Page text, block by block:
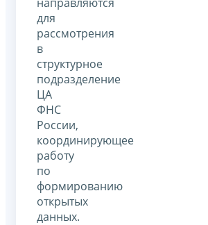
для
рассмотрения
в
структурное
подразделение
ЦА
ФНС
России,
координирующее
работу
по
формированию
открытых
данных.